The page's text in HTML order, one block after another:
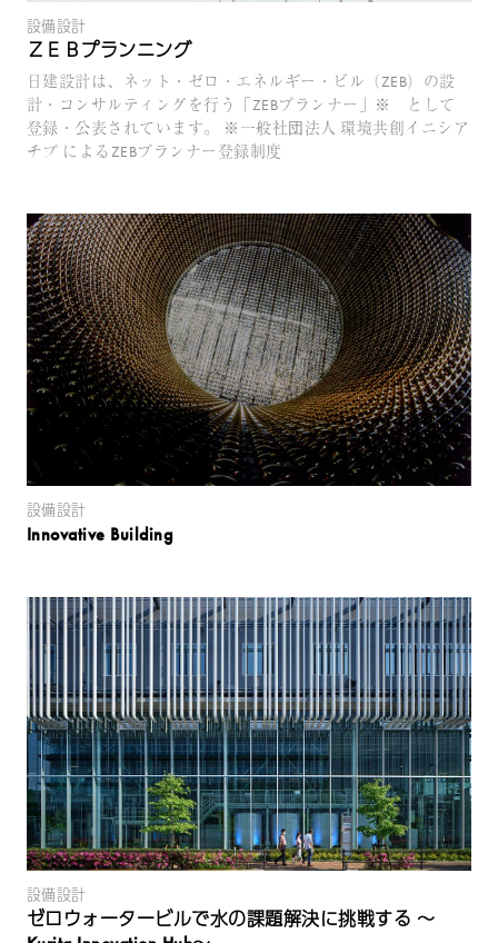
設備設計
ＺＥＢプランニング
日建設計は、ネット・ゼロ・エネルギー・ビル（ZEB）の設
計・コンサルティングを行う「ZEBプランナー」※ として
登録・公表されています。 ※一般社団法人 環境共創イニシア
チブ によるZEBプランナー登録制度
設備設計
Innovative Building
設備設計
ゼロウォータービルで水の課題解決に挑戦する ～